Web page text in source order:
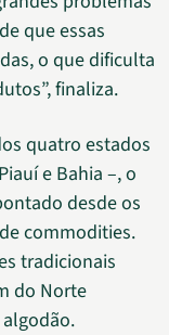
que essas
o que dificulta
finaliza.
quatro estados
e Bahia –, o
desde os
commodities.
tradicionais
do Norte